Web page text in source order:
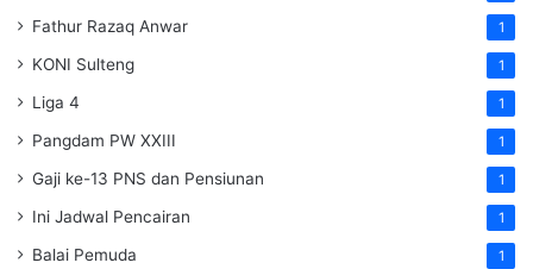
Fathur Razaq Anwar 1
KONI Sulteng 1
Liga 4 1
Pangdam PW XXIII 1
Gaji ke-13 PNS dan Pensiunan 1
Ini Jadwal Pencairan 1
Balai Pemuda 1